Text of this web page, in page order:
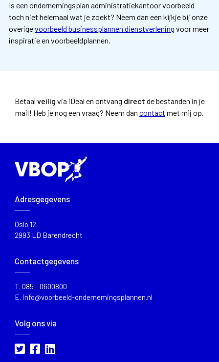
Is een ondernemingsplan administratiekantoor voorbeeld
toch niet helemaal wat je zoekt? Neem dan een kijkje bij onze
overigevoorbeeld businessplannen dienstverlening voor meer
inspiratie en voorbeeldplannen.
Betaal veilig via iDeal en ontvang direct de bestanden in je
mail! Heb je nog een vraag? Neem dan contact met mij op.
Adresgegevens
Oslo 12
2993 LD Barendrecht
Contactgegevens
T. 085 - 0600800
E. info@voorbeeld-ondernemingsplannen.nl
Volg ons via